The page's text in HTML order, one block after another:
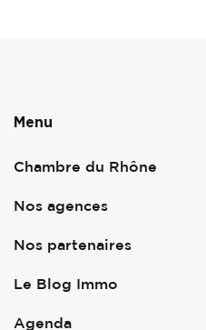
Menu
Chambre du Rhône
Nos agences
Nos partenaires
Le Blog Immo
Agenda